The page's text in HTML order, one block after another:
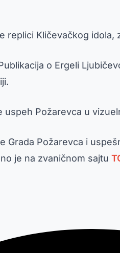
replici Kličevačkog
o Ergeli
Požarevca u
Grada Požarevca i
je na zvaničnom sajtu